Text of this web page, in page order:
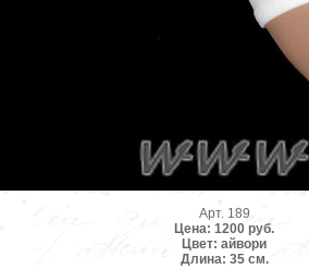
Арт. 189
Цена: 1200 руб.
Цвет: айвори
Длина: 35 см.